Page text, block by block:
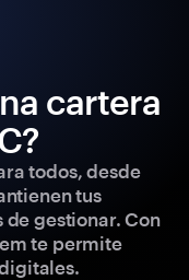
cartera
todos, desde
tus
gestionar. Con
te permite